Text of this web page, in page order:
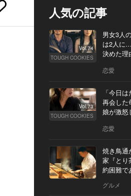
人気の記事
Vol.74
TOUGH COOKIES
男女3人
は2人に
決めた理
恋愛
Vol.73
TOUGH COOKIES
「今日
再会した
娘が激怒
恋愛
焼き鳥通
家『とり
約困難で
グルメ